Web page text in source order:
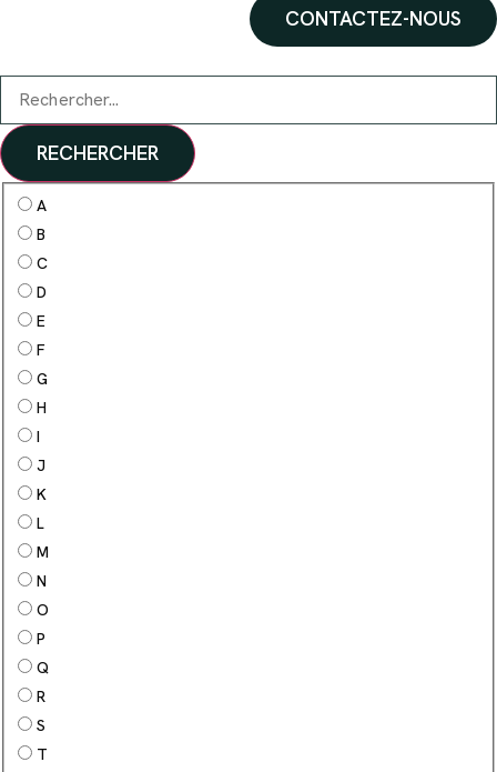
CONTACTEZ-NOUS
RECHERCHER
A
B
C
D
E
F
G
H
I
J
K
L
M
N
O
P
Q
R
S
T